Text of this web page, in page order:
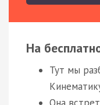
На
Тут мы